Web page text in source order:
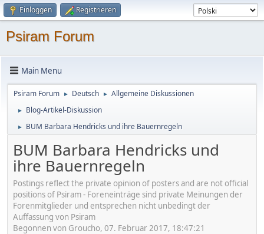
Einloggen Registrieren
Psiram Forum
Main Menu
Psiram Forum ► Deutsch ► Allgemeine Diskussionen
► Blog-Artikel-Diskussion
► BUM Barbara Hendricks und ihre Bauernregeln
BUM Barbara Hendricks und
ihre Bauernregeln
Postings reflect the private opinion of posters and are not official
positions of Psiram - Foreneinträge sind private Meinungen der
Forenmitglieder und entsprechen nicht unbedingt der
Auffassung von Psiram
Begonnen von Groucho, 07. Februar 2017, 18:47:21